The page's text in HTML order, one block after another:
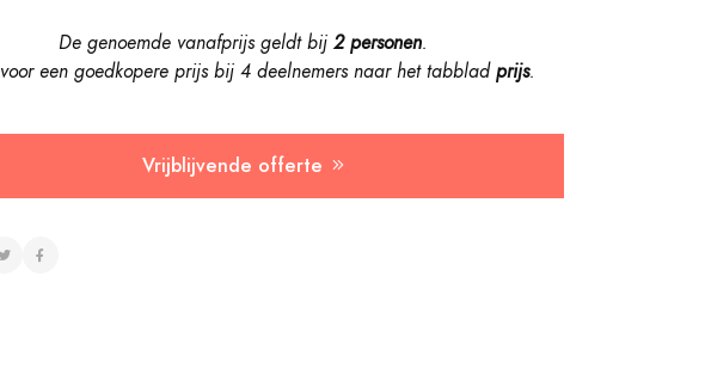
De genoemde vanafprijs geldt bij 2 personen.
voor een goedkopere prijs bij 4 deelnemers naarhet tabblad prijs.
Vrijblijvende offerte